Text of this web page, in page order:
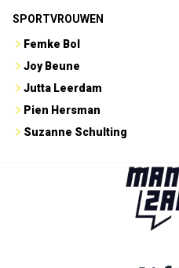
SPORTVROUWEN
Femke Bol
Joy Beune
Jutta Leerdam
Pien Hersman
Suzanne Schulting